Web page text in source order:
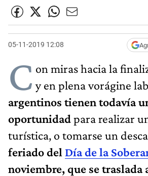
05-11-2019 12:08
C on miras hacia la
y en plena vorágine
argentinos tienen todavía
oportunidadpara realizar
turística, o tomarse un
feriado del Día de la
noviembre, que se traslada